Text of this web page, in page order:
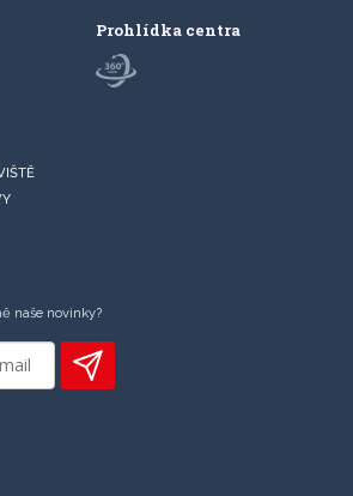
Prohlídka centra
naše novinky?